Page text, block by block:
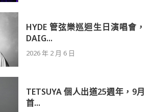
HYDE 管弦樂巡迴生日演唱會，
DAIG...
2026 年 2 月 6 日
TETSUYA 個人出道25週年，9月
首...